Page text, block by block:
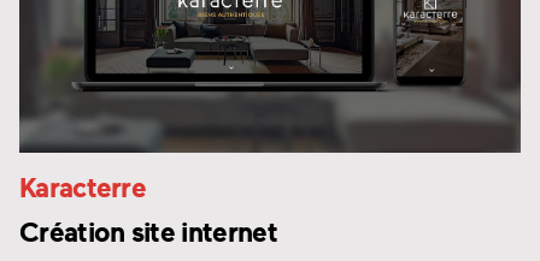
Karacterre
Création site internet